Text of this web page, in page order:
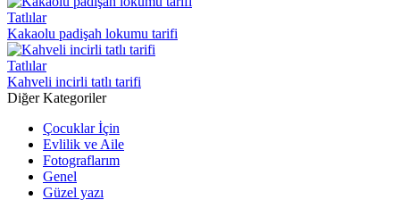
Tatlılar
Kakaolu padişah lokumu tarifi
Tatlılar
Kahveli incirli tatlı tarifi
Diğer Kategoriler
Çocuklar İçin
Evlilik ve Aile
Fotograflarım
Genel
Güzel yazı